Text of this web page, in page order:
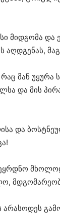
მიდგომა
მან
და მის
და